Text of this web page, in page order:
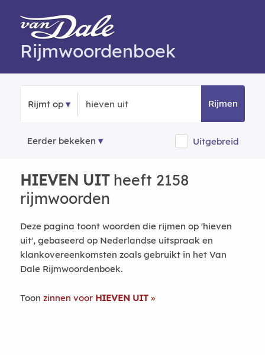
Rijmwoordenboek
Rijmt op Rijmen
Eerder bekeken Uitgebreid
HIEVEN UITheeft 2158
rijmwoorden
Deze pagina toont woorden die rijmen op 'hieven
uit', gebaseerd op Nederlandse uitspraak en
klankovereenkomsten zoals gebruikt in het Van
Dale Rijmwoordenboek.
Toon zinnen voor HIEVEN UIT